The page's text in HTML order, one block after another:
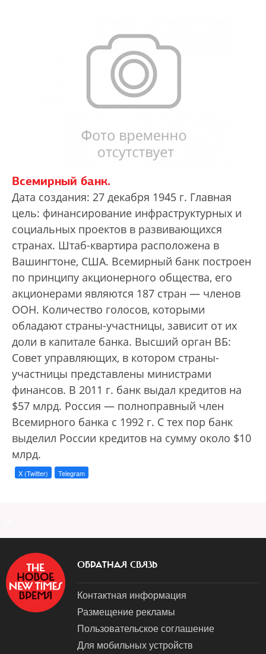
Всемирный банк.
Дата создания: 27 декабря 1945 г. Главная
цель: финансирование инфраструктурных и
социальных проектов в развивающихся
странах. Штаб-квартира расположена в
Вашингтоне, США. Всемирный банк построен
по принципу акционерного общества, его
акционерами являются 187 стран — членов
ООН. Количество голосов, которыми
обладают страны-участницы, зависит от их
доли в капитале банка. Высший орган ВБ:
Совет управляющих, в котором страны-
участницы представлены министрами
финансов. В 2011 г. банк выдал кредитов на
$57 млрд. Россия — полноправный член
Всемирного банка с 1992 г. С тех пор банк
выделил России кредитов на сумму около $10
млрд.
X (Twitter) Telegram
ОБРАТНАЯ СВЯЗЬ
Контактная информация
Размещение рекламы
Пользовательское соглашение
Для мобильных устройств